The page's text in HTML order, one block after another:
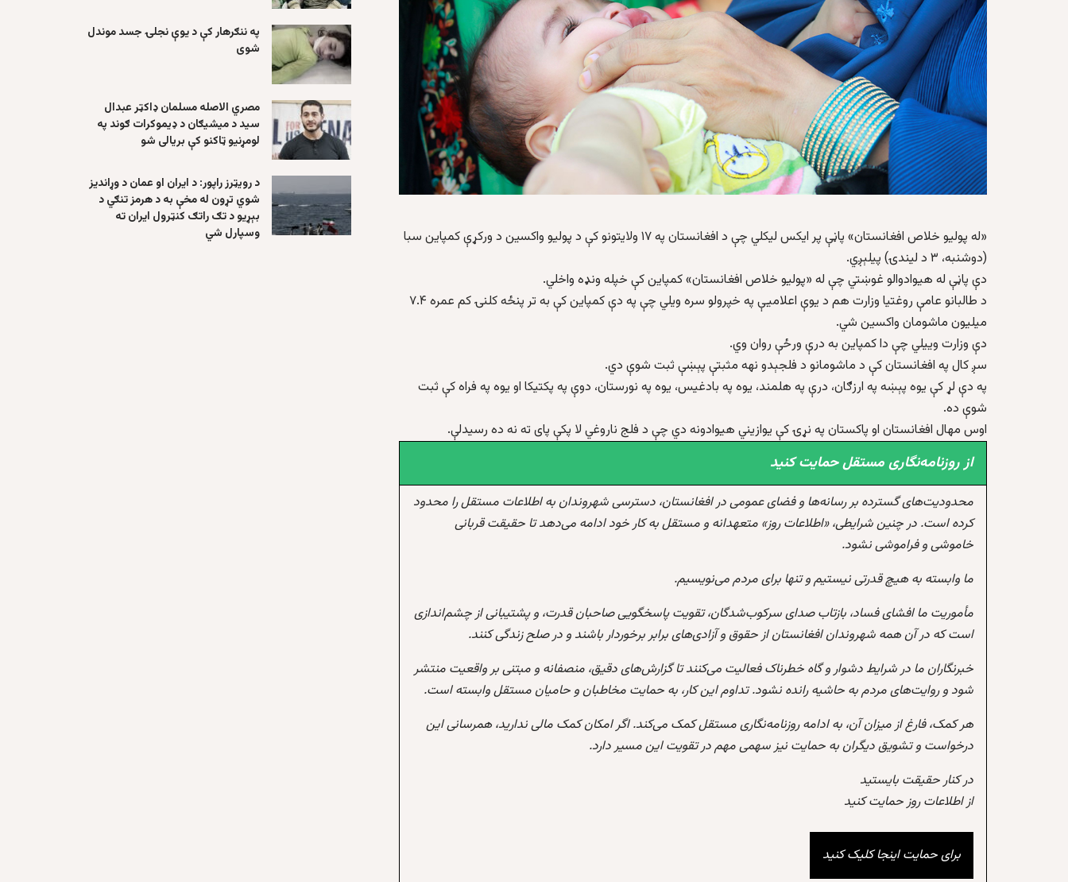
«له پولیو خلاص افغانستان» پاڼې پر ایکس لیکلي چې د افغانستان په ۱۷ ولایتونو کې د پولیو واکسین د ورکړې کمپاین سبا
(دوشنبه، ۳ د لیندۍ) پیلېږي.
دې پاڼې له هیوادوالو غوښتي چې له «پولیو خلاص افغانستان» کمپاین کې خپله ونډه واخلي.
د طالبانو عامې روغتیا وزارت هم د یوې اعلامیې په خپرولو سره ویلي چې په دې کمپاین کې به تر پنځه کلنۍ کم عمره ۷.۴
میلیون ماشومان واکسین شي.
دې وزارت وییلي چې دا کمپاین به درې ورځې روان وي.
سږ کال په افغانستان کې د ماشومانو د فلجېدو نهه مثبتې پېښې ثبت شوې دي.
په دې لړ کې یوه پېښه په ارزګان، درې په هلمند، یوه په بادغیس، یوه په نورستان، دوې په پکتیکا او یوه په فراه کې ثبت
شوې ده.
اوس مهال افغانستان او پاکستان په نړۍ کې یوازیني هیوادونه دي چې د فلج ناروغي لا پکې پای ته نه ده رسیدلې.
از روزنامه‌نگاری مستقل حمایت کنید
محدودیت‌های گسترده بر رسانه‌ها و فضای عمومی در افغانستان، دسترسی شهروندان به اطلاعات مستقل را محدود
کرده است. در چنین شرایطی، «اطلاعات روز» متعهدانه و مستقل به کار خود ادامه می‌دهد تا حقیقت قربانی
خاموشی و فراموشی نشود.
ما وابسته به هیچ قدرتی نیستیم و تنها برای مردم می‌نویسیم.
مأموریت ما افشای فساد، بازتاب صدای سرکوب‌شدگان، تقویت پاسخگویی صاحبان قدرت، و پشتیبانی از چشم‌اندازی
است که در آن همه شهروندان افغانستان از حقوق و آزادی‌های برابر برخوردار باشند و در صلح زندگی کنند.
خبرنگاران ما در شرایط دشوار و گاه خطرناک فعالیت می‌کنند تا گزارش‌های دقیق، منصفانه و مبتنی بر واقعیت منتشر
شود و روایت‌های مردم به حاشیه رانده نشود. تداوم این کار، به حمایت مخاطبان و حامیان مستقل وابسته است.
هر کمک، فارغ از میزان آن، به ادامه روزنامه‌نگاری مستقل کمک می‌کند. اگر امکان کمک مالی ندارید، همرسانی این
درخواست و تشویق دیگران به حمایت نیز سهمی مهم در تقویت این مسیر دارد.
در کنار حقیقت بایستید
از اطلاعات روز حمایت کنید
برای حمایت اینجا کلیک کنید
په ننګرهار کې د یوې نجلۍ جسد موندل
شوی
مصري الاصله مسلمان ډاکټر عبدال
سید د میشیګان د ډیموکرات ګوند په
لومړنیو ټاکنو کې بریالی شو
د رویټرز راپور: د ایران او عمان د وړاندیز
شوي تړون له مخې به د هرمز تنګي د
بېړیو د تګ راتګ کنټرول ایران ته
وسپارل شي